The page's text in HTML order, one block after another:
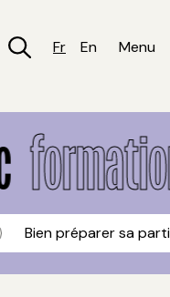
Fr En Menu
Bien préparer sa